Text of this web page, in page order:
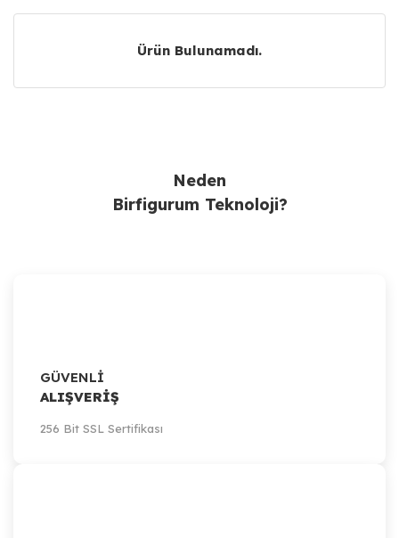
Ürün Bulunamadı.
Neden
Birfigurum Teknoloji?
GÜVENLİ
ALIŞVERİŞ
256 Bit SSL Sertifikası